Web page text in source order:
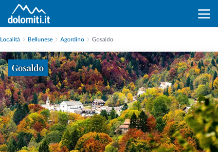
Località Bellunese Agordino Gosaldo
Gosaldo